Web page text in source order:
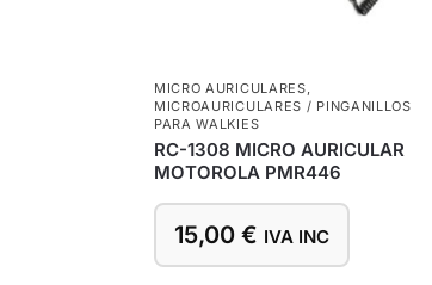
MICRO AURICULARES,
MICROAURICULARES / PINGANILLOS
PARA WALKIES
RC-1308 MICRO AURICULAR
MOTOROLA PMR446
15,00 € IVA INC